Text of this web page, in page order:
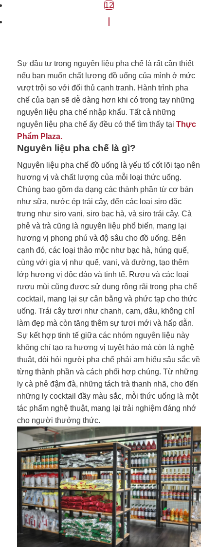
12
Sự đầu tư trong nguyên liệu pha chế là rất cần thiết
nếu bạn muốn chất lượng đồ uống của mình ở mức
vượt trội so với đối thủ cạnh tranh. Hành trình pha
chế của bạn sẽ dễ dàng hơn khi có trong tay những
nguyên liệu pha chế nhập khẩu. Tất cả những
nguyên liệu pha chế ấy đều có thể tìm thấy tại Thực
Phẩm Plaza.
Nguyên liệu pha chế là gì?
Nguyên liệu pha chế đồ uống là yếu tố cốt lõi tạo nên
hương vị và chất lượng của mỗi loại thức uống.
Chúng bao gồm đa dạng các thành phần từ cơ bản
như sữa, nước ép trái cây, đến các loại siro đặc
trưng như siro vani, siro bạc hà, và siro trái cây. Cà
phê và trà cũng là nguyên liệu phổ biến, mang lại
hương vị phong phú và độ sâu cho đồ uống. Bên
cạnh đó, các loại thảo mộc như bạc hà, húng quế,
cùng với gia vị như quế, vani, và đường, tạo thêm
lớp hương vị độc đáo và tinh tế. Rượu và các loại
rượu mùi cũng được sử dụng rộng rãi trong pha chế
cocktail, mang lại sự cân bằng và phức tạp cho thức
uống. Trái cây tươi như chanh, cam, dâu, không chỉ
làm đẹp mà còn tăng thêm sự tươi mới và hấp dẫn.
Sự kết hợp tinh tế giữa các nhóm nguyên liệu này
không chỉ tạo ra hương vị tuyệt hảo mà còn là nghệ
thuật, đòi hỏi người pha chế phải am hiểu sâu sắc về
từng thành phần và cách phối hợp chúng. Từ những
ly cà phê đậm đà, những tách trà thanh nhã, cho đến
những ly cocktail đầy màu sắc, mỗi thức uống là một
tác phẩm nghệ thuật, mang lại trải nghiệm đáng nhớ
cho người thưởng thức.